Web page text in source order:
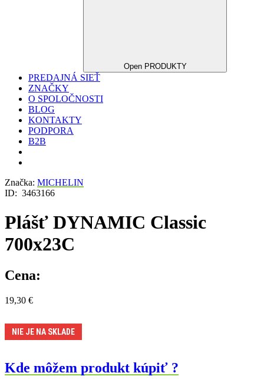
Open PRODUKTY
PREDAJNÁ SIEŤ
ZNAČKY
O SPOLOČNOSTI
BLOG
KONTAKTY
PODPORA
B2B
Značka: MICHELIN
ID: 3463166
Plášť DYNAMIC Classic
700x23C
Cena:
19,30 €
NIE JE NA SKLADE
Kde môžem produkt kúpiť ?